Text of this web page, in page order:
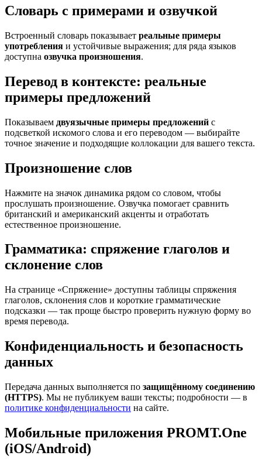
Словарь с примерами и озвучкой
Встроенный словарь показывает реальные примеры
употребления и устойчивые выражения; для ряда языков
доступна озвучка произношения.
Перевод в контексте: реальные
примеры предложений
Показываем двуязычные примеры предложений с
подсветкой искомого слова и его переводом — выбирайте
точное значение и подходящие коллокации для вашего текста.
Произношение слов
Нажмите на значок динамика рядом со словом, чтобы
прослушать произношение. Озвучка помогает сравнить
британский и американский акценты и отработать
естественное произношение.
Грамматика: спряжение глаголов и
склонение слов
На странице «Спряжение» доступны таблицы спряжения
глаголов, склонения слов и короткие грамматические
подсказки — так проще быстро проверить нужную форму во
время перевода.
Конфиденциальность и безопасность
данных
Передача данных выполняется по защищённому соединению
(HTTPS). Мы не публикуем ваши тексты; подробности — в
политике конфиденциальности на сайте.
Мобильные приложения PROMT.One
(iOS/Android)